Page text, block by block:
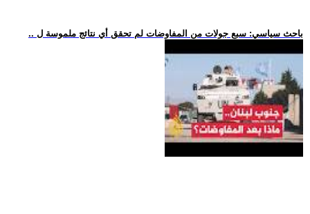
.. باحث سياسي: سبع جولات من المفاوضات لم تحقق أي نتائج ملموسة ل